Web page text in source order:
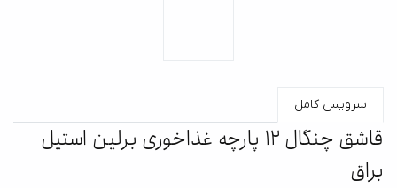
سرویس کامل
قاشق چنگال 12 پارچه غذاخوری برلین استیل
براق